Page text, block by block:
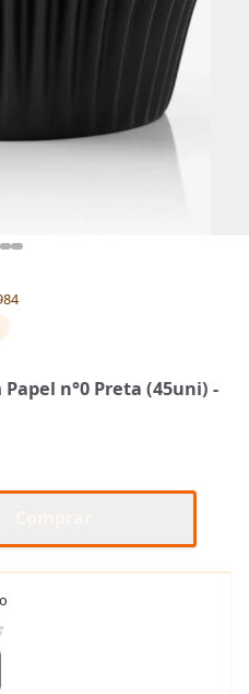
n°0 Preta (45uni) -